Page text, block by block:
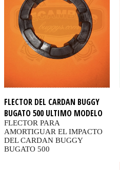
FLECTOR DEL CARDAN BUGGY
BUGATO 500 ULTIMO MODELO
FLECTOR PARA
AMORTIGUAR EL IMPACTO
DEL CARDAN BUGGY
BUGATO 500